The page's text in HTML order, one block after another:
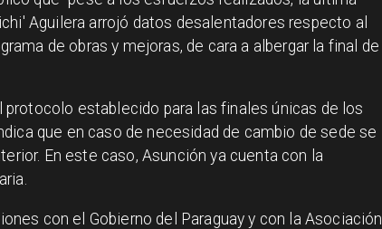
Aguilera arrojó datos desalentadores respecto al
de obras y mejoras, de cara a albergar la final de
establecido para las finales únicas de los
que en caso de necesidad de cambio de sede se
En este caso, Asunción ya cuenta con la
con el Gobierno del Paraguay y con la Asociación